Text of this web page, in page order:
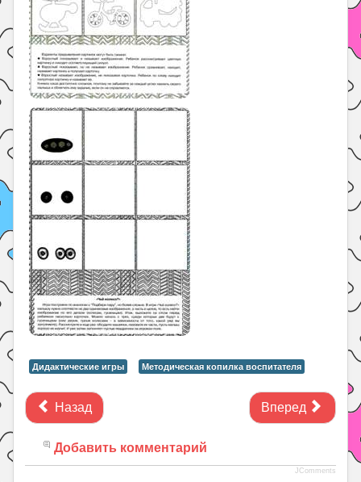
Дидактические игры Методическая копилка воспитателя
Назад Вперед
Добавить комментарий
JComments